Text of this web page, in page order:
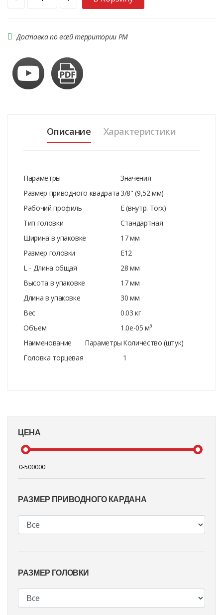
ЦЕНА
РАЗМЕР ПРИВОДНОГО КАРДАНА
РАЗМЕР ГОЛОВКИ
Доставка по всей территории РМ
Описание Характеристики
Параметры
Значения
Размер приводного квадрата 3/8" (9,52 мм)
Рабочий профиль
E (внутр. Torx)
Тип головки
Стандартная
Ширина в упаковке
17 мм
Размер головки
E12
L - Длина общая
28 мм
Высота в упаковке
17 мм
Длина в упаковке
30 мм
Вес
0.03 кг
Объем
1.0e-05 м³
Наименование
Параметры Количество (штук)
Головка торцевая
1